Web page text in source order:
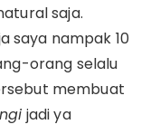
saja.
saya nampak 10
orang selalu
membuat
jadi ya